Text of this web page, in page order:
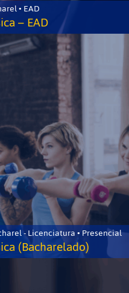
• EAD
– EAD
- Licenciatura • Presencial
(Bacharelado)